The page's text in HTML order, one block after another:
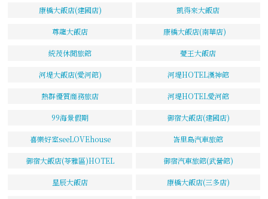
康橋大飯店(建國店) 凱得來大飯店
尊龍大飯店 康橋大飯店(南華店)
統茂休閒旅館 薆王大飯店
河堤大飯店(愛河館) 河堤HOTEL漢神館
熱群優質商務旅店 河堤HOTEL愛河館
99海景假期 御宿大飯店(建國店)
喜樂好室seeLOVEhouse 峇里島汽車旅館
御宿大飯店(苓雅區)HOTEL 御宿汽車旅館(武營館)
星辰大飯店 康橋大飯店(三多店)